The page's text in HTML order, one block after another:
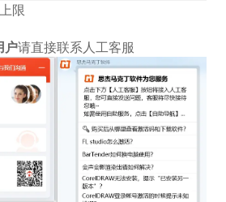
限
户请直接联系人工客服